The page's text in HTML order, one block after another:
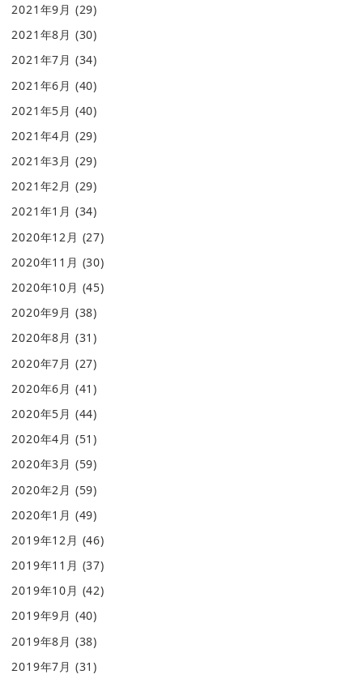
2021年9月 (29)
2021年8月 (30)
2021年7月 (34)
2021年6月 (40)
2021年5月 (40)
2021年4月 (29)
2021年3月 (29)
2021年2月 (29)
2021年1月 (34)
2020年12月 (27)
2020年11月 (30)
2020年10月 (45)
2020年9月 (38)
2020年8月 (31)
2020年7月 (27)
2020年6月 (41)
2020年5月 (44)
2020年4月 (51)
2020年3月 (59)
2020年2月 (59)
2020年1月 (49)
2019年12月 (46)
2019年11月 (37)
2019年10月 (42)
2019年9月 (40)
2019年8月 (38)
2019年7月 (31)